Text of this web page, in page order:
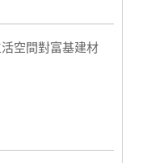
空間對富基建材